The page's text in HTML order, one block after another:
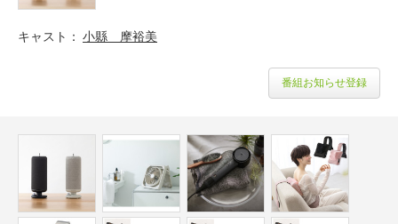
キャスト 小縣 摩裕美
番組お知らせ登録